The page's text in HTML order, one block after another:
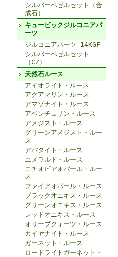
シルバーベゼルセット（合
成石）
キュービックジルコニアパ
ーツ
ジルコニアパーツ 14KGF
シルバーベゼルセット
（CZ）
天然石ルース
アイオライト・ルース
アクアマリン・ルース
アマゾナイト・ルース
アベンチュリン・ルース
アメジスト・ルース
グリーンアメジスト・ルー
ス
アパタイト・ルース
エメラルド・ルース
エチオピアオパール・ルー
ス
ファイアオパール・ルース
ブラックオニキス・ルース
グリーンオニキス・ルース
レッドオニキス・ルース
オリーブクォーツ・ルース
カイヤナイト・ルース
ガーネット・ルース
ロードライトガーネット・